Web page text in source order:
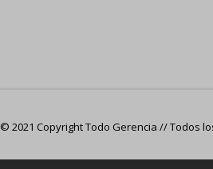
© 2021 Copyright Todo Gerencia // Todos